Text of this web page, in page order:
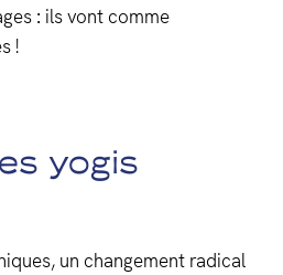
: ils vont comme
!
yogis
un changement radical